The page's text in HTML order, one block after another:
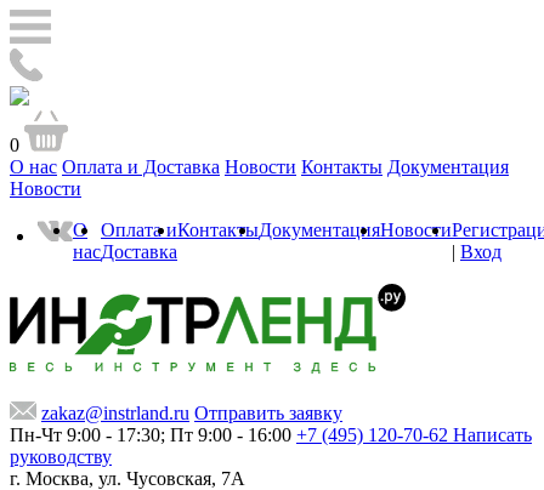
0
О нас Оплата и Доставка Новости Контакты Документация
Новости
О
нас
Оплата и
Доставка
КонтактыДокументацияНовости
| Вход
zakaz@instrland.ru Отправить заявку
Пн-Чт 9:00 - 17:30; Пт 9:00 - 16:00 +7 (495) 120-70-62 Написать
руководству
г. Москва, ул. Чусовская, 7А